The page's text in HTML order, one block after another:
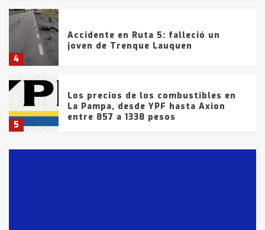
4
Accidente en Ruta 5: falleció un
joven de Trenque Lauquen
5
Los precios de los combustibles en
La Pampa, desde YPF hasta Axion
entre 857 a 1338 pesos